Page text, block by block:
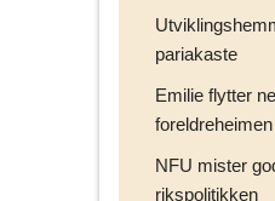
pariakaste
Emilie flytter
foreldreheimen
NFU mister
rikspolitikken